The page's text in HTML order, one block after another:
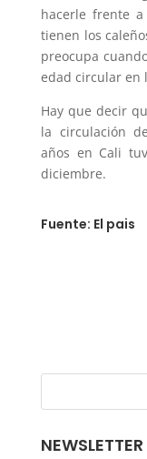
hacerle frente
tienen los
preocupa
edad circular en
Hay que decir
la circulación
años en Cali
diciembre.
Fuente: El pais
NEWSLETTER